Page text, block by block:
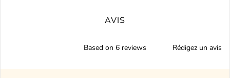
AVIS
Based on 6 reviews Rédigez un avis